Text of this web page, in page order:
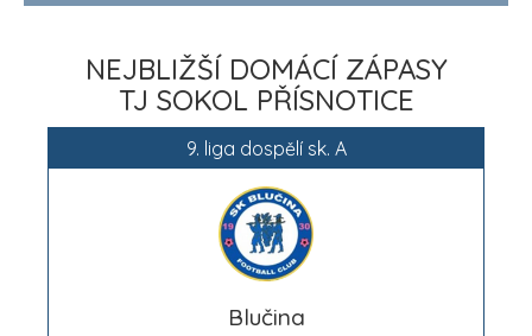
NEJBLIŽŠÍ DOMÁCÍ ZÁPASY
TJ SOKOL PŘÍSNOTICE
9. liga dospělí sk. A
Blučina